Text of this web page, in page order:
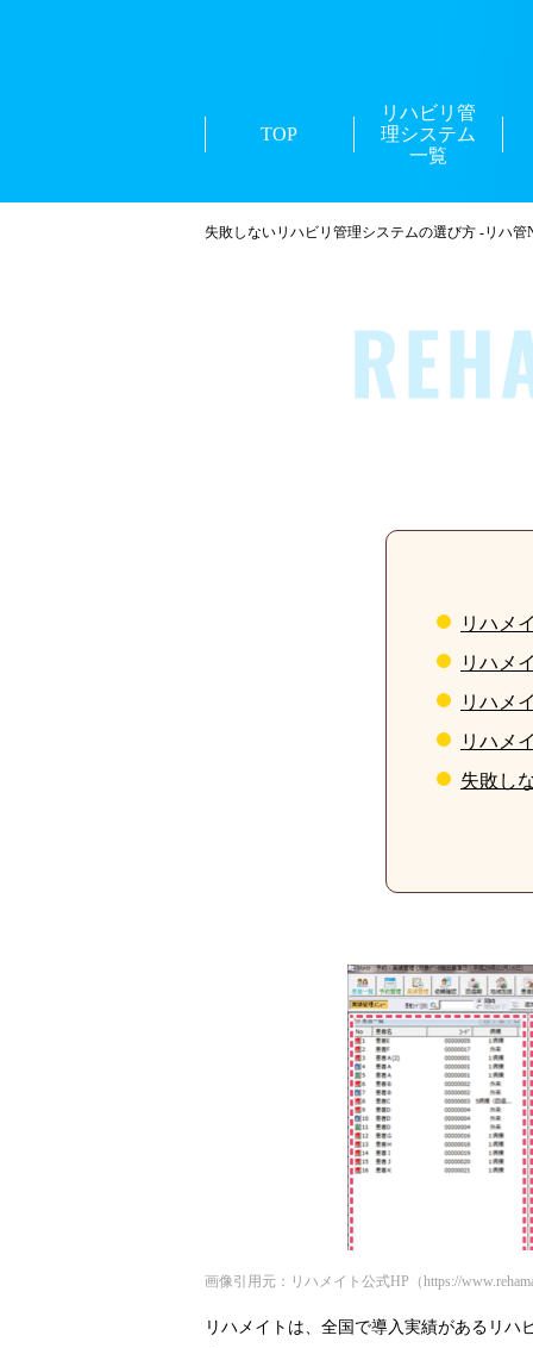
TOP
リハビリ管
理システム
一覧
失敗しないリハビリ管理システムの選び方 -リハ管
リハメ
リハメ
リハメ
リハメ
失敗し
画像引用元：リハメイト公式HP（https://
リハメイトは、全国で導入実績があるリ